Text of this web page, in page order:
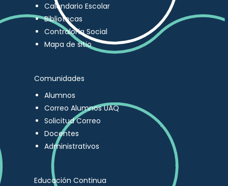
Calendario Escolar
Bibliotecas
Contraloría Social
Mapa de sitio
Comunidades
Alumnos
Correo Alumnos UAQ
Solicitud Correo
Docentes
Administrativos
Educación Continua